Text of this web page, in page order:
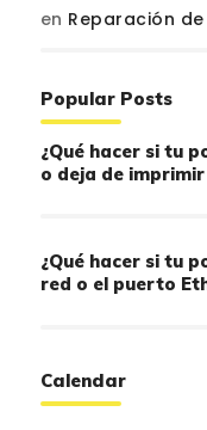
en Reparación
Popular Posts
¿Qué hacer si tu
o deja de
¿Qué hacer si tu
red o el puerto
Calendar